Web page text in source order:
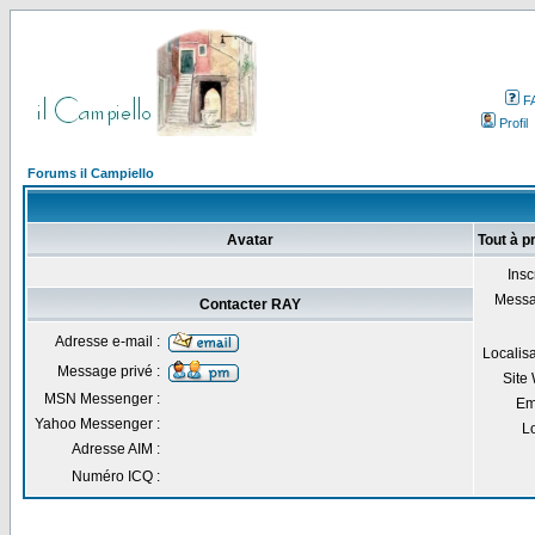
Profil
Forums il Campiello
Avatar Tout à
Site
Contacter RAY
Adresse e-mail :
Message privé :
MSN Messenger :
Yahoo Messenger :
Adresse AIM :
Numéro ICQ :